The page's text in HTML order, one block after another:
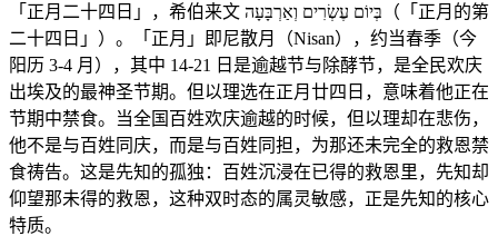
「正月二十四日」，希伯来文 בְּיוֹם עֶשְׂרִים וְאַרְבָּעָה（「正月的第
二十四日」）。「正月」即尼散月（Nisan），约当春季（今
阳历 3-4 月），其中 14-21 日是逾越节与除酵节，是全民欢庆
出埃及的最神圣节期。但以理选在正月廿四日，意味着他正在
节期中禁食。当全国百姓欢庆逾越的时候，但以理却在悲伤，
他不是与百姓同庆，而是与百姓同担，为那还未完全的救恩禁
食祷告。这是先知的孤独：百姓沉浸在已得的救恩里，先知却
仰望那未得的救恩，这种双时态的属灵敏感，正是先知的核心
特质。